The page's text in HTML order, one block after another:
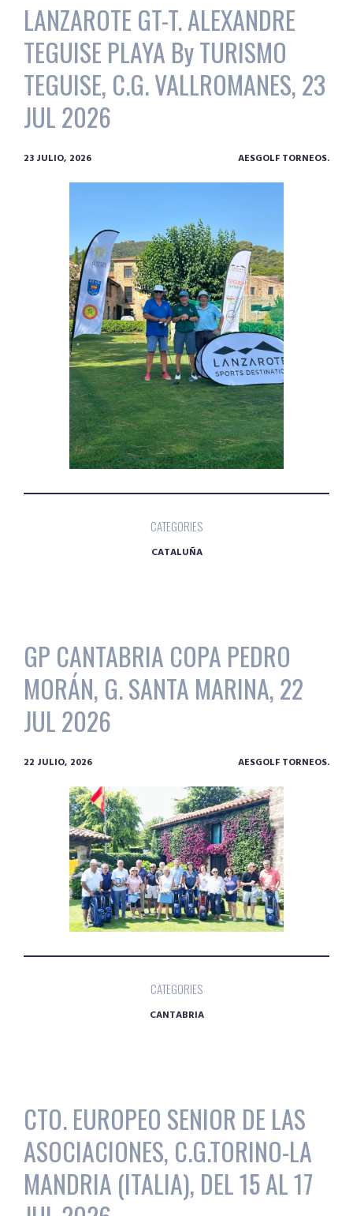
LANZAROTE GT-T. ALEXANDRE
TEGUISE PLAYA By TURISMO
TEGUISE, C.G. VALLROMANES, 23
JUL 2026
23 JULIO, 2026 AESGOLF TORNEOS.
CATEGORIES
CATALUÑA
GP CANTABRIA COPA PEDRO
MORÁN, G. SANTA MARINA, 22
JUL 2026
22 JULIO, 2026 AESGOLF TORNEOS.
CATEGORIES
CANTABRIA
CTO. EUROPEO SENIOR DE LAS
ASOCIACIONES, C.G.TORINO-LA
MANDRIA (ITALIA), DEL 15 AL 17